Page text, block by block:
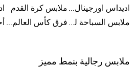
اديداس اورجينال ملابس ملابس كرة القدم
ملابس السباحة للرجال
فرق كأس العالم FIFA 26™
ملابس رجالية بنمط مميز